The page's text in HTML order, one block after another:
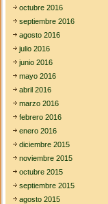
octubre 2016
septiembre 2016
agosto 2016
julio 2016
junio 2016
mayo 2016
abril 2016
marzo 2016
febrero 2016
enero 2016
diciembre 2015
noviembre 2015
octubre 2015
septiembre 2015
agosto 2015